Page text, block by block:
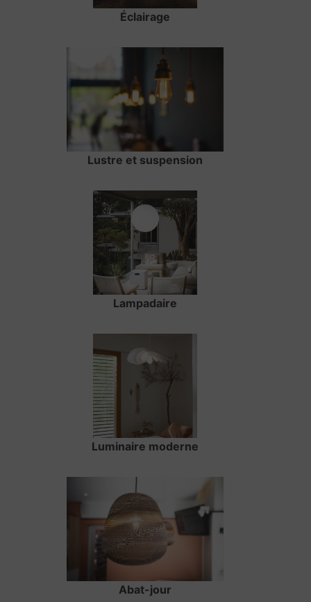
Éclairage
Lustre et suspension
Lampadaire
Luminaire moderne
Abat-jour